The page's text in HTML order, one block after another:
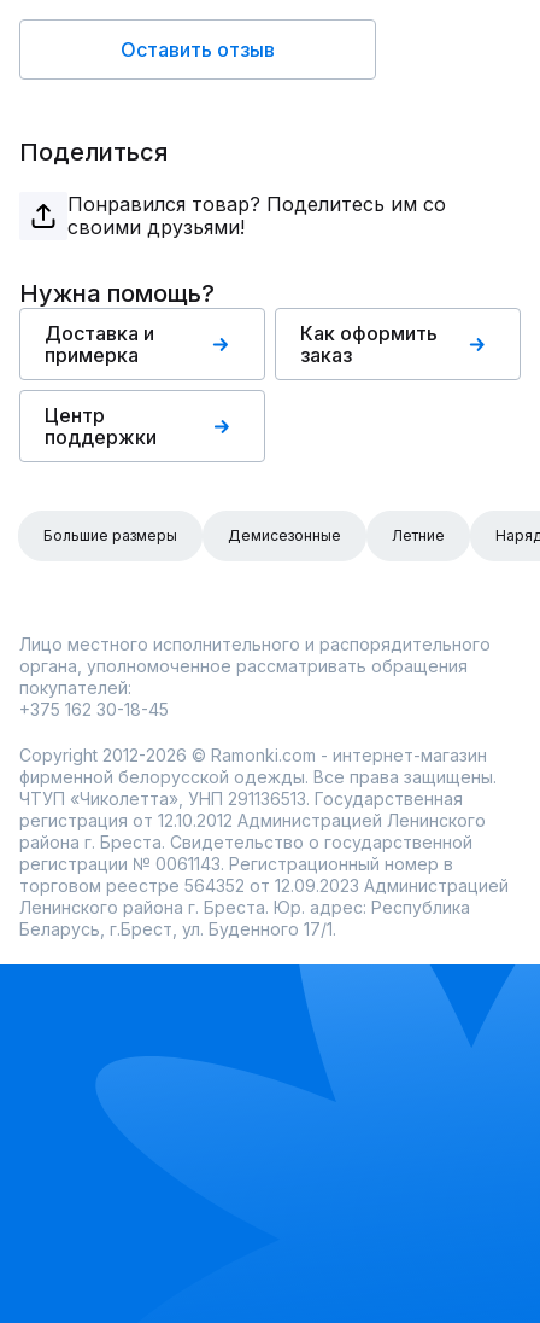
Оставить отзыв
Поделиться
Понравился товар? Поделитесь им со
своими друзьями!
Нужна помощь?
Доставка и
примерка
Как оформить
заказ
Центр
поддержки
Большие размеры Демисезонные Летние
Лицо местного исполнительного и распорядительного
органа, уполномоченное рассматривать обращения
покупателей:
+375 162 30-18-45
Copyright 2012-2026 © Ramonki.com - интернет-магазин
фирменной белорусской одежды. Все права защищены.
ЧТУП «Чиколетта», УНП 291136513. Государственная
регистрация от 12.10.2012 Администрацией Ленинского
района г. Бреста. Свидетельство о государственной
регистрации № 0061143. Регистрационный номер в
торговом реестре 564352 от 12.09.2023 Администрацией
Ленинского района г. Бреста. Юр. адрес: Республика
Беларусь, г.Брест, ул. Буденного 17/1.